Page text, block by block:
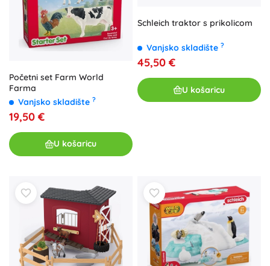
Početni set Farm World
Farma
Vanjsko skladište ?
19,50 €
U košaricu
Schleich traktor s prikolicom
Vanjsko skladište ?
45,50 €
U košaricu